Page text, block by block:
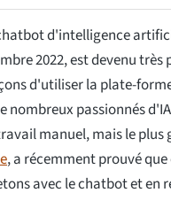
d'intelligence
2022, est devenu
d'utiliser la plate-
nombreux passionnés
manuel, mais le
, a récemment prouvé
avec le chatbot et en